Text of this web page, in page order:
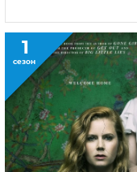
1
сезон